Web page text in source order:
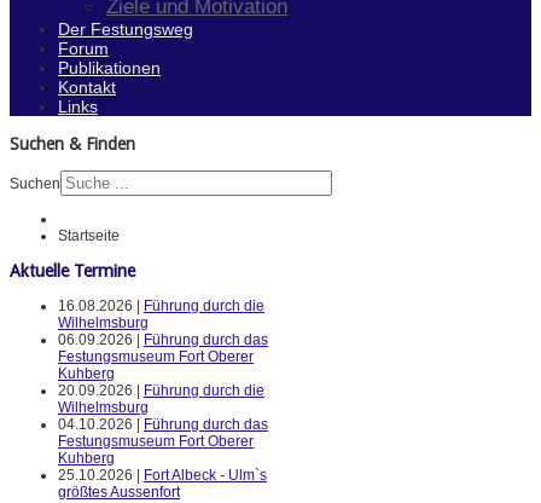
Ziele und Motivation
Der Festungsweg
Forum
Publikationen
Kontakt
Links
Suchen & Finden
Suchen
Startseite
Aktuelle Termine
16.08.2026 |
Führung durch die
Wilhelmsburg
06.09.2026 |
Führung durch das
Festungsmuseum Fort Oberer
Kuhberg
20.09.2026 |
Führung durch die
Wilhelmsburg
04.10.2026 |
Führung durch das
Festungsmuseum Fort Oberer
Kuhberg
25.10.2026 |
Fort Albeck - Ulm`s
größtes Aussenfort